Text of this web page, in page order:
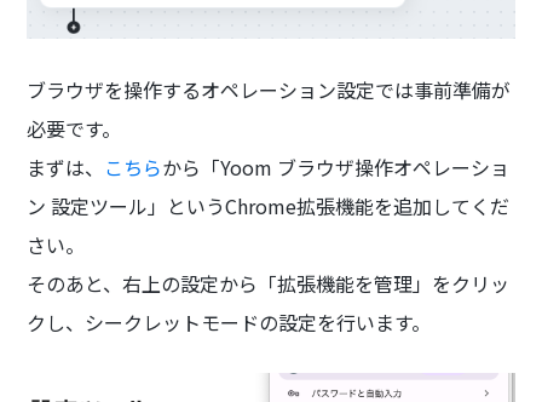
ブラウザを操作するオペレーション設定では事前準備が
必要です。
まずは、 こちらから「Yoom ブラウザ操作オペレーショ
ン 設定ツール」というChrome拡張機能を追加してくだ
さい。
そのあと、右上の設定から「拡張機能を管理」をクリッ
クし、シークレットモードの設定を行います。